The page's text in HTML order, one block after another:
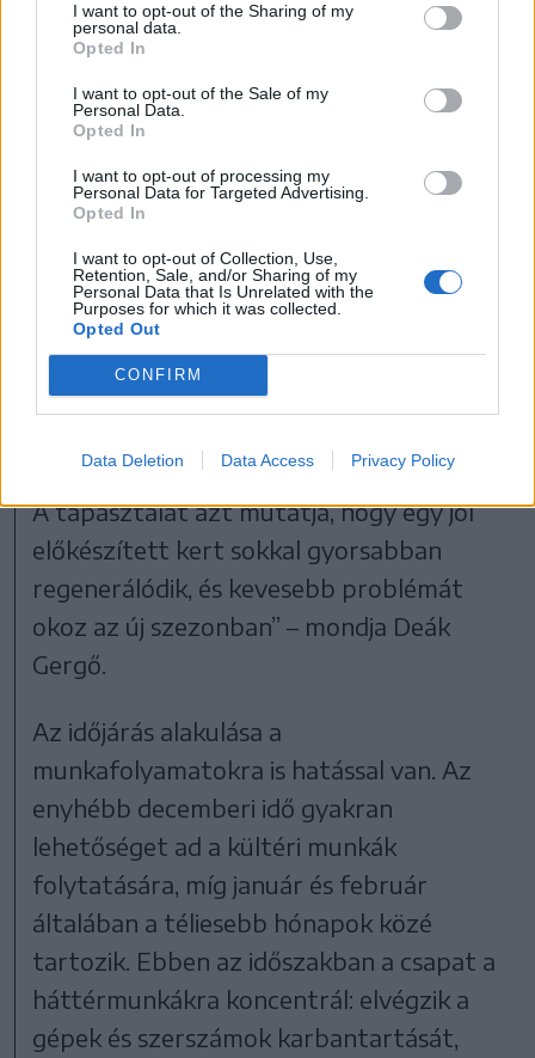
I want to opt-out of the Sharing of my
personal data.
Opted In
I want to opt-out of the Sale of my
Personal Data.
Opted In
I want to opt-out of processing my
Personal Data for Targeted Advertising.
Opted In
I want to opt-out of Collection, Use,
Retention, Sale, and/or Sharing of my
Personal Data that Is Unrelated with the
Purposes for which it was collected.
Opted Out
CONFIRM
Data Deletion Data Access Privacy Policy
összegyűjtése és a kert felkészítése a téli
hónapokra, hogy a növényzet megfelelő
állapotban vészelje át a hidegebb
időszakot.
Az őszi munkák legalább
annyira fontosak, mint a
tavaszi feladatok. Ha
ilyenkor nem készítjük fel
megfelelően a kertet a télre,
tavasszal sokkal több munka
A tapasztalat azt mutatja, hogy egy jól
előkészített kert sokkal gyorsabban
regenerálódik, és kevesebb problémát
okoz az új szezonban” – mondja Deák
Gergő.
Az időjárás alakulása a
munkafolyamatokra is hatással van. Az
enyhébb decemberi idő gyakran
lehetőséget ad a kültéri munkák
folytatására, míg január és február
általában a téliesebb hónapok közé
tartozik. Ebben az időszakban a csapat a
háttérmunkákra koncentrál: elvégzik a
gépek és szerszámok karbantartását,